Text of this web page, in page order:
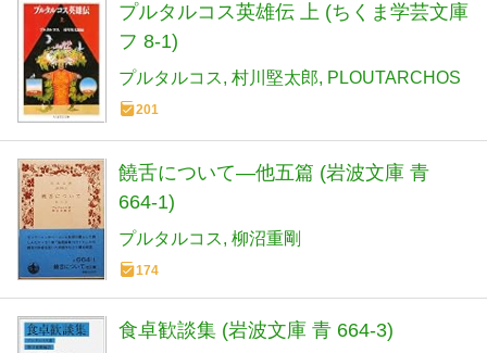
プルタルコス英雄伝 上 (ちくま学芸文庫
フ 8-1)
プルタルコス 村川堅太郎 PLOUTARCHOS
201
饒舌について―他五篇 (岩波文庫 青
664-1)
プルタルコス 柳沼重剛
174
食卓歓談集 (岩波文庫 青 664-3)